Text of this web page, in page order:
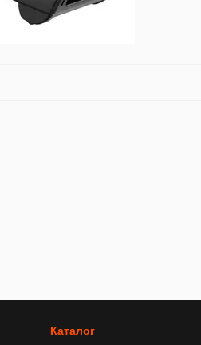
Каталог